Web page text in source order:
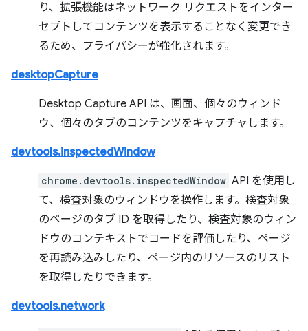
り、拡張機能はネットワーク リクエストをインター
セプトしてコンテンツを表示することなく変更でき
るため、プライバシーが強化されます。
desktopCapture
Desktop Capture API は、画面、個々のウィンド
ウ、個々のタブのコンテンツをキャプチャします。
devtools.inspectedWindow
chrome.devtools.inspectedWindow API を使用し
て、検査対象のウィンドウを操作します。検査対象
のページのタブ ID を取得したり、検査対象のウィン
ドウのコンテキストでコードを評価したり、ページ
を再読み込みしたり、ページ内のリソースのリスト
を取得したりできます。
devtools.network